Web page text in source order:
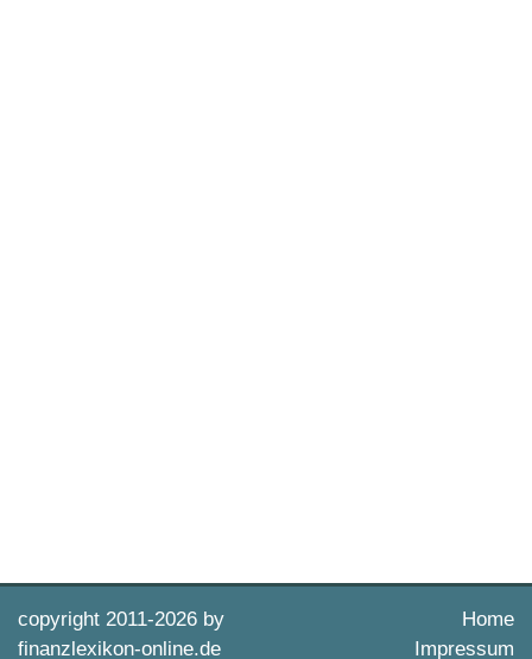
copyright 2011-2026 by
finanzlexikon-online.de
Home
Impressum